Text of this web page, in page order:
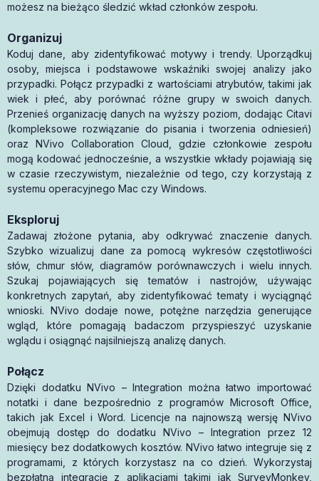
możesz na bieżąco śledzić wkład członków zespołu.
Organizuj
Koduj dane, aby zidentyfikować motywy i trendy. Uporządkuj
osoby, miejsca i podstawowe wskaźniki swojej analizy jako
przypadki. Połącz przypadki z wartościami atrybutów, takimi jak
wiek i płeć, aby porównać różne grupy w swoich danych.
Przenieś organizację danych na wyższy poziom, dodając Citavi
(kompleksowe rozwiązanie do pisania i tworzenia odniesień)
oraz NVivo Collaboration Cloud, gdzie członkowie zespołu
mogą kodować jednocześnie, a wszystkie wkłady pojawiają się
w czasie rzeczywistym, niezależnie od tego, czy korzystają z
systemu operacyjnego Mac czy Windows.
Eksploruj
Zadawaj złożone pytania, aby odkrywać znaczenie danych.
Szybko wizualizuj dane za pomocą wykresów częstotliwości
słów, chmur słów, diagramów porównawczych i wielu innych.
Szukaj pojawiających się tematów i nastrojów, używając
konkretnych zapytań, aby zidentyfikować tematy i wyciągnąć
wnioski. NVivo dodaje nowe, potężne narzędzia generujące
wgląd, które pomagają badaczom przyspieszyć uzyskanie
wglądu i osiągnąć najsilniejszą analizę danych.
Połącz
Dzięki dodatku NVivo – Integration można łatwo importować
notatki i dane bezpośrednio z programów Microsoft Office,
takich jak Excel i Word. Licencje na najnowszą wersję NVivo
obejmują dostęp do dodatku NVivo – Integration przez 12
miesięcy bez dodatkowych kosztów. NVivo łatwo integruje się z
programami, z których korzystasz na co dzień. Wykorzystaj
bezpłatną integrację z aplikacjami takimi jak SurveyMonkey,